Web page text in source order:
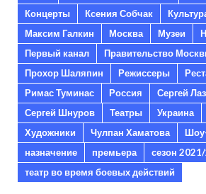
Концерты
Ксения Собчак
Максим Галкин
Москва Музеи
Первый канал
Правительство
Прохор Шаляпин
Режиссеры
Римас Туминас
Россия
Сергей
Сергей Шнуров
Театры Украина
Художники
Чулпан Хаматова
назначение
премьера сезон
театр во время боевых действий